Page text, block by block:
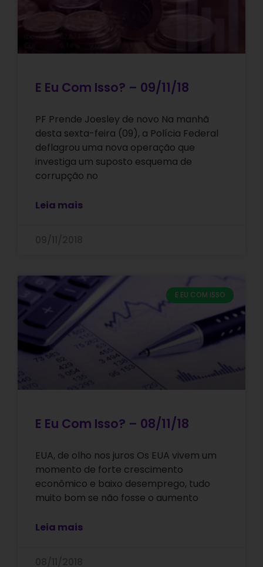
E Eu Com Isso? – 09/11/18
PF Prende Joesley de novo Na manhã
desta sexta-feira (09), a Polícia Federal
deflagrou uma nova operação que
investiga um suposto esquema de
corrupção no
Leia mais
E EU COM ISSO
E Eu Com Isso? – 08/11/18
EUA, de olho nos juros Os EUA vivem um
momento de forte crescimento
econômico e baixo desemprego, tudo
muito bom se não fosse o aumento
Leia mais